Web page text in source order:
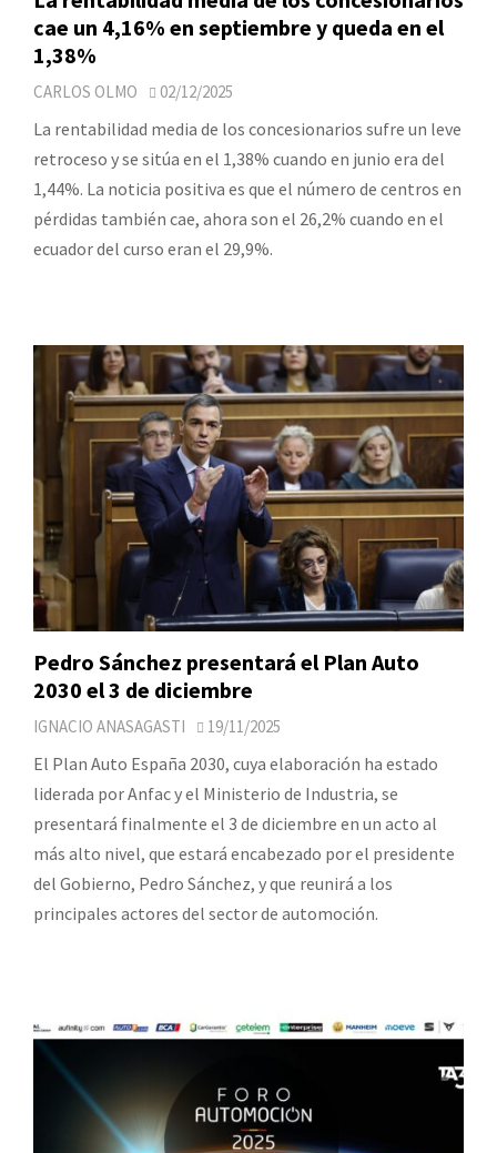
cae un 4,16% en septiembre y queda en el
1,38%
CARLOS OLMO 02/12/2025
La rentabilidad media de los concesionarios sufre un leve
retroceso y se sitúa en el 1,38% cuando en junio era del
1,44%. La noticia positiva es que el número de centros en
pérdidas también cae, ahora son el 26,2% cuando en el
ecuador del curso eran el 29,9%.
Pedro Sánchez presentará el Plan Auto
2030 el 3 de diciembre
IGNACIO ANASAGASTI 19/11/2025
El Plan Auto España 2030, cuya elaboración ha estado
liderada por Anfac y el Ministerio de Industria, se
presentará finalmente el 3 de diciembre en un acto al
más alto nivel, que estará encabezado por el presidente
del Gobierno, Pedro Sánchez, y que reunirá a los
principales actores del sector de automoción.